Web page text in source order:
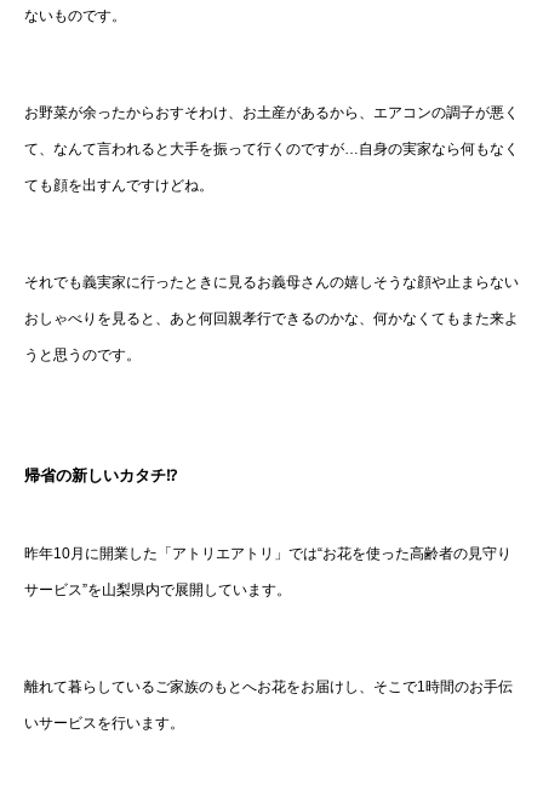
ないものです。
お野菜が余ったからおすそわけ、お土産があるから、エアコンの調子が悪く
て、なんて言われると大手を振って行くのですが…自身の実家なら何もなく
ても顔を出すんですけどね。
それでも義実家に行ったときに見るお義母さんの嬉しそうな顔や止まらない
おしゃべりを見ると、あと何回親孝行できるのかな、何かなくてもまた来よ
うと思うのです。
帰省の新しいカタチ⁉
昨年10月に開業した「アトリエアトリ」では“お花を使った高齢者の見守り
サービス”を山梨県内で展開しています。
離れて暮らしているご家族のもとへお花をお届けし、そこで1時間のお手伝
いサービスを行います。